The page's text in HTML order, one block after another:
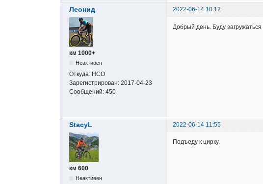
Леонид 2022-06-14 10:12
км 1000+
Неактивен
Откуда: НСО
Зарегистрирован: 2017-04-23
Сообщений: 450
Добрый день. Буду загружаться
StacyL 2022-06-14 11:55
км 600
Неактивен
Подъеду к цирку.